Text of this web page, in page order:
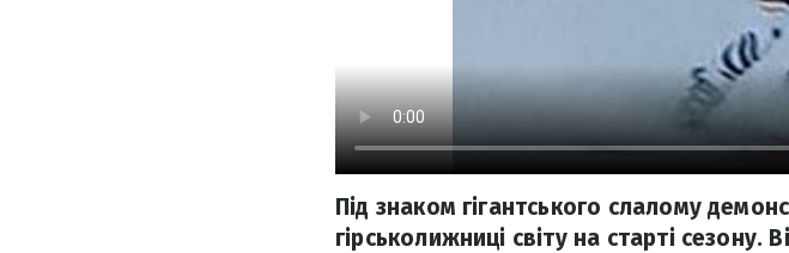
Під знаком гігантського слалому
гірськолижниці світу на старті сезону.